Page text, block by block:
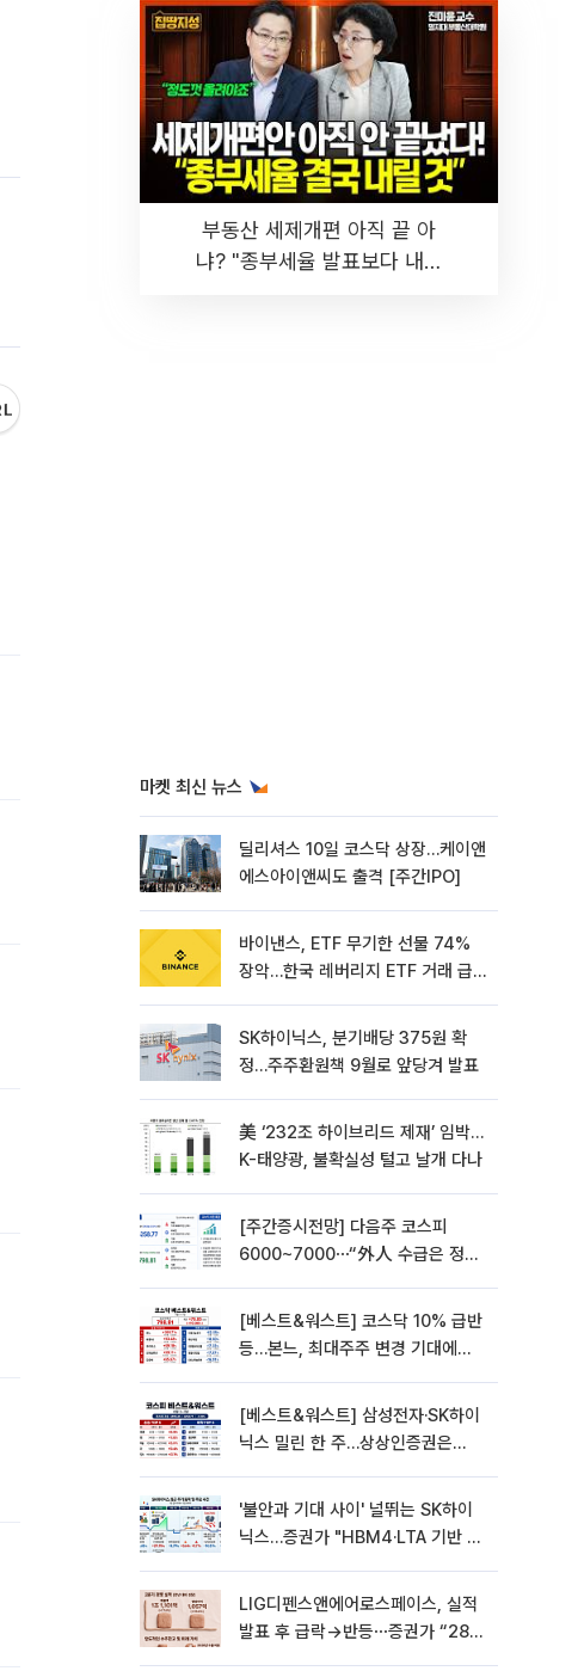
부동산 세제개편 아직 끝 아
냐? "종부세율 발표보다 내릴
마켓 최신 뉴스
딜리셔스 10일 코스닥 상장…케이앤
에스아이앤씨도 출격 [주간IPO]
바이낸스, ETF 무기한 선물 74%
장악…한국 레버리지 ETF 거래 급
SK하이닉스, 분기배당 375원 확
정…주주환원책 9월로 앞당겨 발표
美 ‘232조 하이브리드 제재’ 임박…
K-태양광, 불확실성 털고 날개 다나
[주간증시전망] 다음주 코스피
6000~7000⋯“外人 수급은 정책
[베스트&워스트] 코스닥 10% 급반
등…본느, 최대주주 변경 기대에
[베스트&워스트] 삼성전자·SK하이
닉스 밀린 한 주…상상인증권은
'불안과 기대 사이' 널뛰는 SK하이
닉스…증권가 "HBM4·LTA 기반 펀
LIG디펜스앤에어로스페이스, 실적
발표 후 급락→반등⋯증권가 “28년